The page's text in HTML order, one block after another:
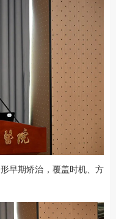
早期矫治，覆盖时机、方